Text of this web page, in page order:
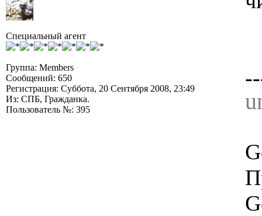
Специальный агент
Группа: Members
Сообщений: 650
Регистрация: Суббота, 20 Сентября 2008, 23:49
Из: СПБ, Гражданка.
Пользователь №: 395